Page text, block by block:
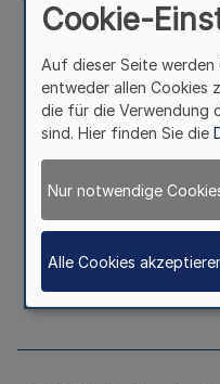
Richtlinie zur
Zuwendungen
Stärkung der
sprachlichen
In Kraft Seit 20.
Verwaltungsvorschrift
Cookie-
Auf dieser Seite werden
entweder allen Cookies
die für die Verwendung
sind. Hier finden Sie die
Nur notwendige
Alle Cookies